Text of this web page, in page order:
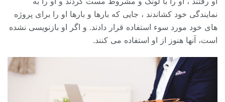
نمایندگی خود کشاندند ، جایی که بارها و بارها او را برای پروژه
های خود مورد سوء استفاده قرار دادند. و اگر او بازنویسی نشده
است، آنها هنوز از او استفاده می کنند.